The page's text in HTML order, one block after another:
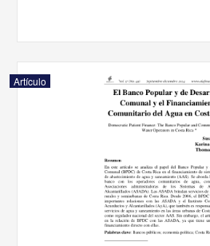
Artículo